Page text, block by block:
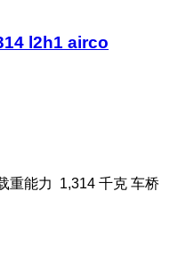
l2h1 airco
重能力 1,314 千克 车桥